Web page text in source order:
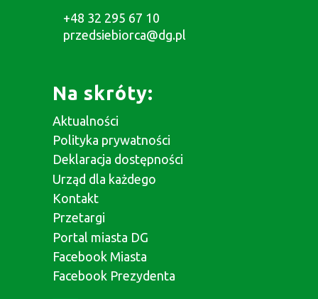
+48 32 295 67 10
przedsiebiorca@dg.pl
Na skróty:
Aktualności
Polityka prywatności
Deklaracja dostępności
Urząd dla każdego
Kontakt
Przetargi
Portal miasta DG
Facebook Miasta
Facebook Prezydenta